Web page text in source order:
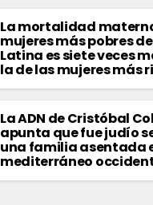
La mortalidad
mujeres más pobres
Latina es siete veces
la de las mujeres más
La ADN de Cristóbal
apunta que fue judío
una familia asentada
mediterráneo